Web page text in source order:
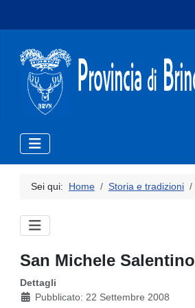
Sei qui: Home Storia e tradizioni
San Michele Salentino
Dettagli
Pubblicato: 22 Settembre 2008